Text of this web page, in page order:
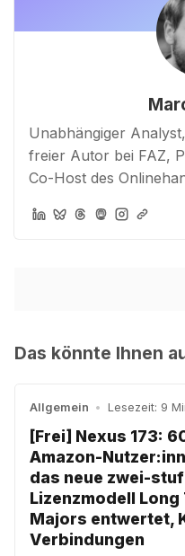
Unabhängiger
freier Autor bei FAZ,
Co-Host des
Das könnte Ihnen
Allgemein • Lesezeit: 9
[Frei] Nexus 173:
Amazon-
das neue zwei-
Lizenzmodell Long
Majors entwertet,
Verbindungen